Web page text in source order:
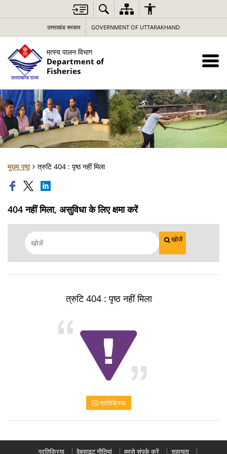
उत्तराखंड सरकार GOVERNMENT OF UTTARAKHAND
मत्स्य पालन विभाग
Department of
Fisheries
मुख्य पृष्ठ त्रुटि 404 : पृष्ठ नहीं मिला
404 नहीं मिला, असुविधा के लिए क्षमा करें
खोजें
त्रुटि 404 : पृष्ठ नहीं मिला
प्रतिक्रिया
प्रतिक्रिया वेबसाइट नीतियां हमसे संपर्क करें सहायता